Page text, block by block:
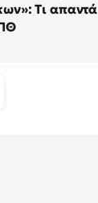
Τι απαντά